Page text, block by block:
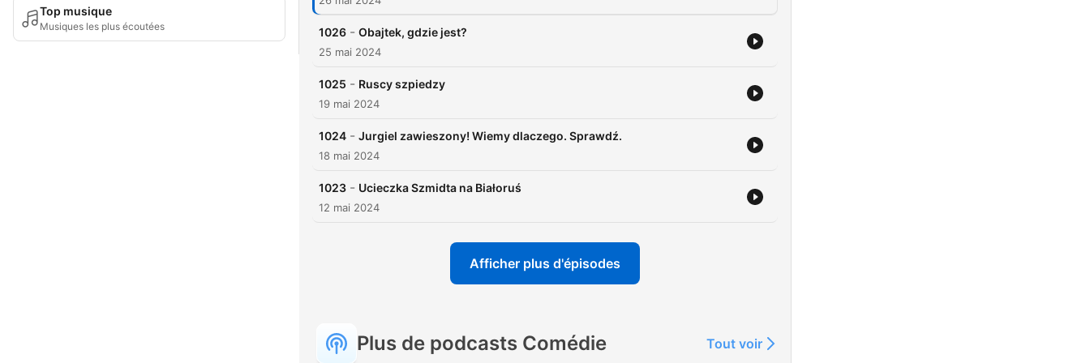
Top musique
Musiques les plus écoutées 1026 - Obajtek, gdzie jest?
25 mai 2024
1025 - Ruscy szpiedzy
19 mai 2024
1024 - Jurgiel zawieszony! Wiemy dlaczego. Sprawdź.
18 mai 2024
1023 - Ucieczka Szmidta na Białoruś
12 mai 2024
Afficher plus d'épisodes
Plus de podcasts Comédie Tout voir